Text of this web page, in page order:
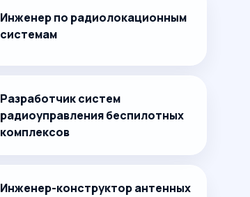
Инженер по радиолокационным
системам
Разработчик систем
радиоуправления беспилотных
комплексов
Инженер-конструктор антенных